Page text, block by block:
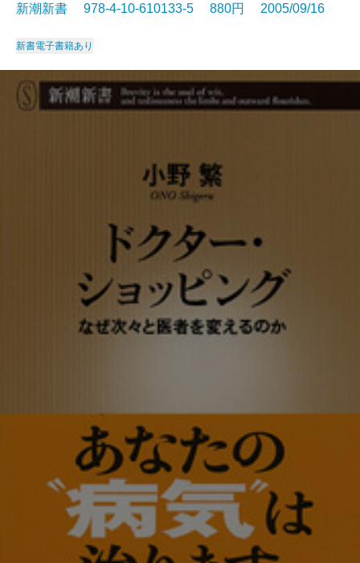
新潮新書 978-4-10-610133-5 880円 2005/09/16
新書電子書籍あり